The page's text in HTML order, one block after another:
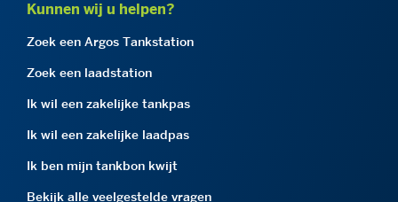
Kunnen wij u helpen?
Zoek een Argos Tankstation
Zoek een laadstation
Ik wil een zakelijke tankpas
Ik wil een zakelijke laadpas
Ik ben mijn tankbon kwijt
Bekijk alle veelgestelde vragen